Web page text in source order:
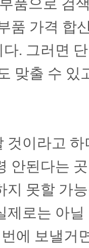
품으로 검
품 가격 합
. 그러면
맞출 수
것이라고
안된다는
지 못할 가
제로는 아
에 보낼거